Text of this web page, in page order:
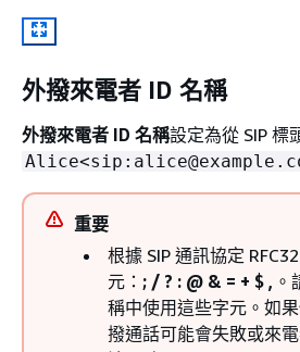
外撥來電者 ID 名稱
外撥來電者 ID 名稱設定為從 SIP 標
重要
根據 SIP 通訊協定
元： ; / ? : @ & = + $ , 。
稱中使用這些字元。如
撥通話可能會失敗或來